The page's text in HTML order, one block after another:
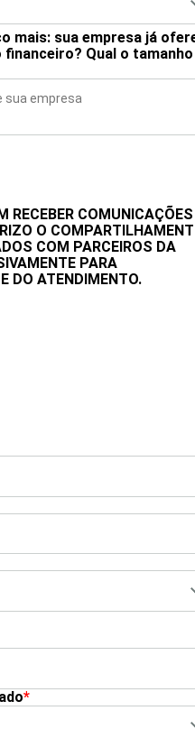
mais: sua empresa já
Qual o
RECEBER
O
COM PARCEIROS DA
PARA
DO ATENDIMENTO.
*